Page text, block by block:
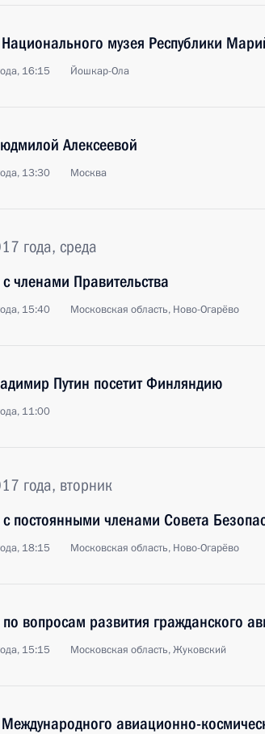
музея Республики
16:15 Йошкар-Ола
Алексеевой
13:30 Москва
года, среда
членами Правительства
15:40 Московская область, Ново-Огарёво
Путин посетит Финляндию
11:00
года, вторник
постоянными членами Совета
18:15 Московская область, Ново-Огарёво
вопросам развития гражданского
15:15 Московская область, Жуковский
авиационно-